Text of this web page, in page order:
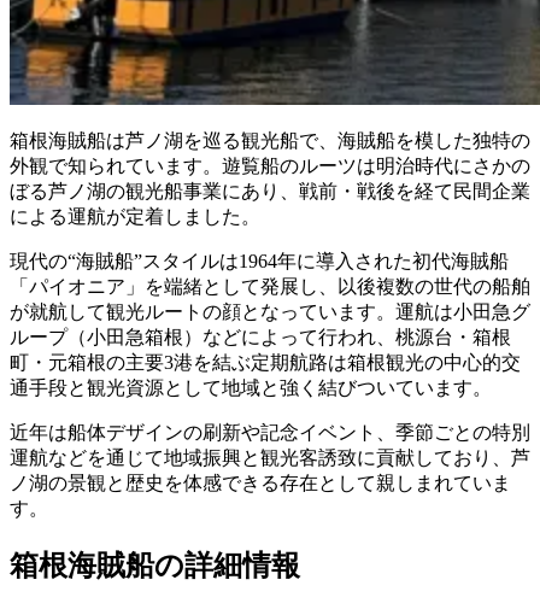
箱根海賊船は芦ノ湖を巡る観光船で、海賊船を模した独特の
外観で知られています。遊覧船のルーツは明治時代にさかの
ぼる芦ノ湖の観光船事業にあり、戦前・戦後を経て民間企業
による運航が定着しました。
現代の“海賊船”スタイルは1964年に導入された初代海賊船
「パイオニア」を端緒として発展し、以後複数の世代の船舶
が就航して観光ルートの顔となっています。運航は小田急グ
ループ（小田急箱根）などによって行われ、桃源台・箱根
町・元箱根の主要3港を結ぶ定期航路は箱根観光の中心的交
通手段と観光資源として地域と強く結びついています。
近年は船体デザインの刷新や記念イベント、季節ごとの特別
運航などを通じて地域振興と観光客誘致に貢献しており、芦
ノ湖の景観と歴史を体感できる存在として親しまれていま
す。
箱根海賊船の詳細情報